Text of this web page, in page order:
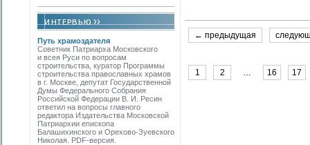
Путь храмоздателя
Советник Патриарха Московского
и всея Руси по вопросам
строительства, куратор Программы
строительства православных храмов
в г. Москве, депутат Государственной
Думы Федерального Собрания
Российской Федерации В. И. Ресин
ответил на вопросы главного
редактора Издательства Московской
Патриархии епископа
Балашихинского и Орехово-Зуевского
Николая. PDF-версия.
← предыдущая
1 2 16 17